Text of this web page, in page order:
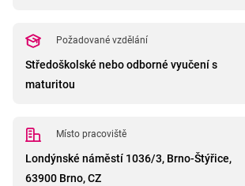
Požadované vzdělání
Středoškolské nebo odborné vyučení s
maturitou
Místo pracoviště
Londýnské náměstí 1036/3, Brno-Štýřice,
63900 Brno, CZ